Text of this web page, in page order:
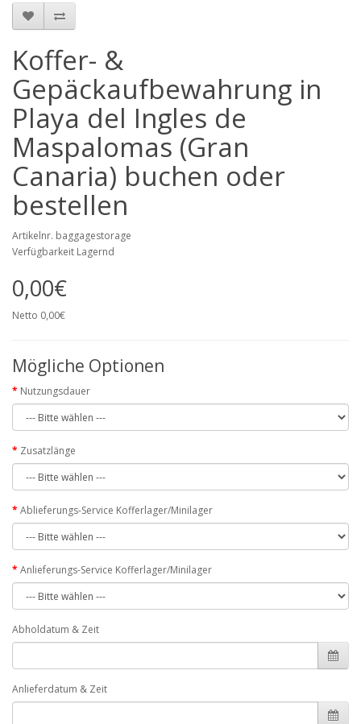
Koffer- &
Gepäckaufbewahrung in
Playa del Ingles de
Maspalomas (Gran
Canaria) buchen oder
bestellen
Artikelnr. baggagestorage
Verfügbarkeit Lagernd
0,00€
Netto 0,00€
Mögliche Optionen
Nutzungsdauer
Zusatzlänge
Ablieferungs-Service Kofferlager/Minilager
Anlieferungs-Service Kofferlager/Minilager
Abholdatum & Zeit
Anlieferdatum & Zeit